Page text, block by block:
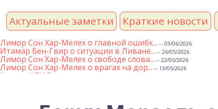
Актуальные заметки Краткие новости
Лимор Сон Хар-Мелех о главной ошибк... -- 03/06/2026
Итамар Бен-Гвир о ситуации в Ливане... -- 26/05/2026
Лимор Сон Хар-Мелех о свободе слова... -- 22/05/2026
Лимор Сон Хар-Мелех о врагах на дор... -- 13/05/2026
Клятва ИГИЛ